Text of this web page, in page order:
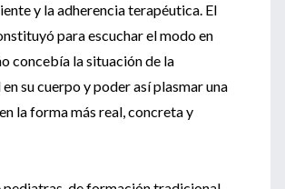
y la adherencia terapéutica. El
para escuchar el modo en
concebía la situación de la
su cuerpo y poder así plasmar una
la forma más real, concreta y